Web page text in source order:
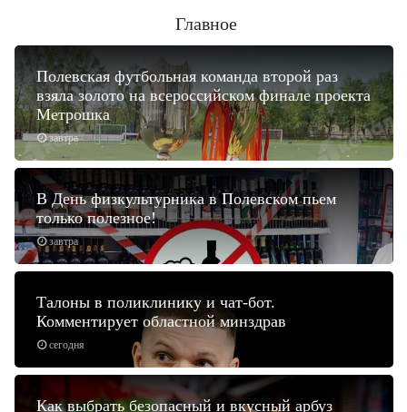
Главное
завтра
Полевская футбольная команда второй раз
взяла золото на всероссийском финале проекта
Метрошка
завтра
В День физкультурника в Полевском пьем
только полезное!
сегодня
Талоны в поликлинику и чат-бот.
Комментирует областной минздрав
Как выбрать безопасный и вкусный арбуз